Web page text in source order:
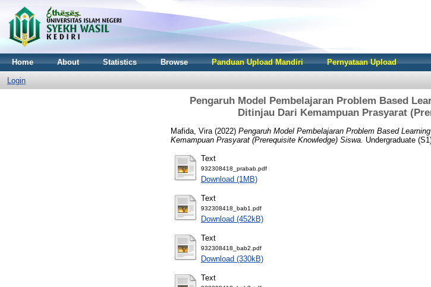
Home About Statistics Browse Panduan Upload Mandiri Pernyataan Upload
Login
Pengaruh Model Pembelajaran Problem Based
Ditinjau Dari Kemampuan Prasyarat
Mafida, Vira (2022) Pengaruh Model Pembelajaran Problem Based
Kemampuan Prasyarat (Prerequisite Knowledge) Siswa. Undergraduate
Text
932308418_prabab.pdf
Download (1MB)
Text
932308418_bab1.pdf
Download (452kB)
Text
932308418_bab2.pdf
Download (330kB)
Text